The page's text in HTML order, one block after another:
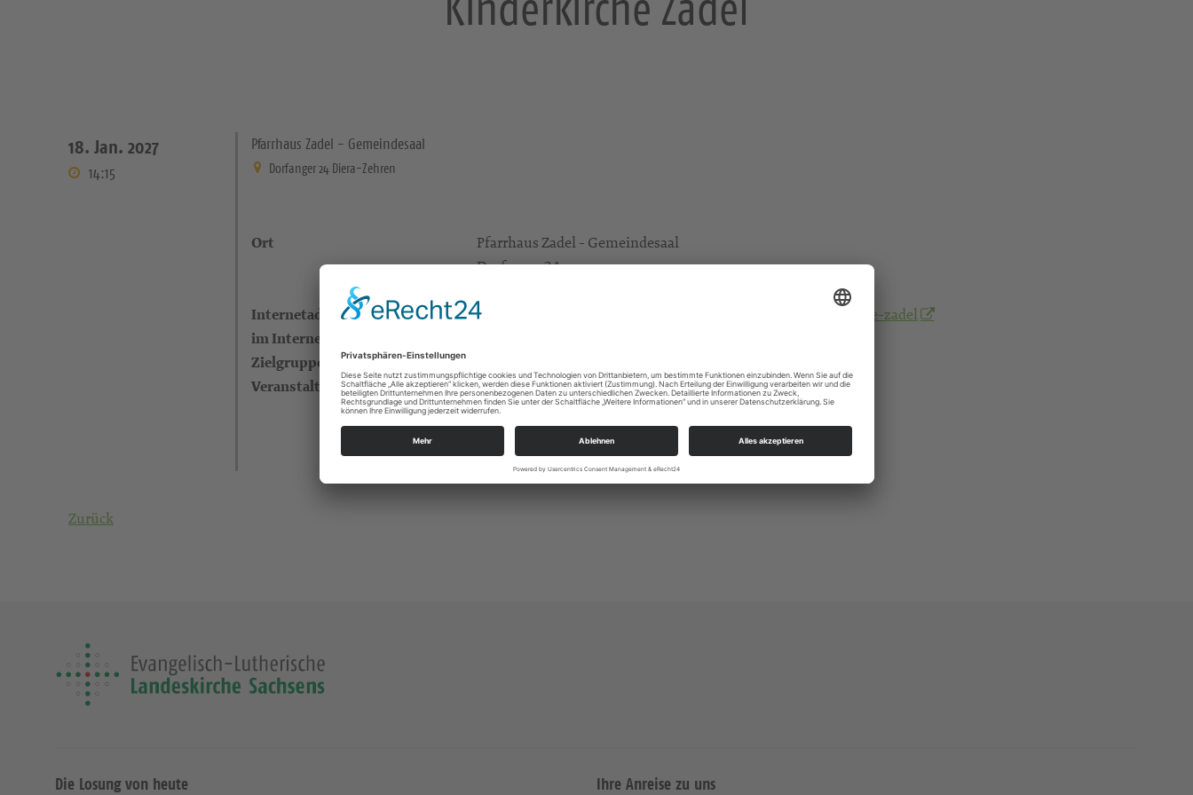
18. Jan. 2027
14:15
Pfarrhaus Zadel - Gemeindesaal
Dorfanger 24 Diera-Zehren
Ort
Pfarrhaus Zadel - Gemeindesaal
Dorfanger 24
Internetadresse (eigene Infos
im Internet)
https://landing.churchdesk.com/de/e/39829124/kinderkirche-zadel
Zielgruppe
Veranstalter KBG Meißen St.Afra
Markt 10
01662 Meißen
kg.meissen_afra@evlks.de
Zurück
Die Losung von heute Ihre Anreise zu uns